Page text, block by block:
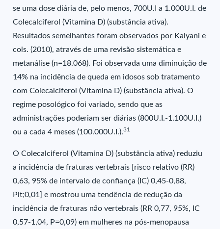
se uma dose diária de, pelo menos, 700U.I a 1.000U.I. de
Colecalciferol (Vitamina D) (substância ativa).
Resultados semelhantes foram observados por Kalyani e
cols. (2010), através de uma revisão sistemática e
metanálise (n=18.068). Foi observada uma diminuição de
14% na incidência de queda em idosos sob tratamento
com Colecalciferol (Vitamina D) (substância ativa). O
regime posológico foi variado, sendo que as
administrações poderiam ser diárias (800U.I.-1.100U.I.)
ou a cada 4 meses (100.000U.I.).31
O Colecalciferol (Vitamina D) (substância ativa) reduziu
a incidência de fraturas vertebrais [risco relativo (RR)
0,63, 95% de intervalo de confiança (IC) 0,45-0,88,
Plt;0,01] e mostrou uma tendência de redução da
incidência de fraturas não vertebrais (RR 0,77, 95%, IC
0,57-1,04, P=0,09) em mulheres na pós-menopausa